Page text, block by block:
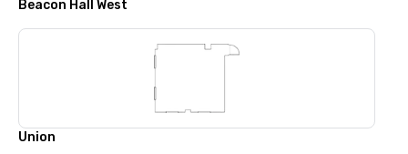
Beacon Hall West
Union